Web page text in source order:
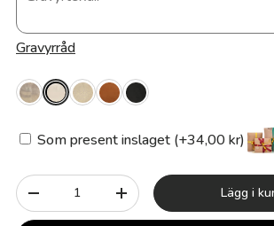
Gravyrråd
Som present inslaget (+34,00 kr)
Antal
-
+ Lägg i